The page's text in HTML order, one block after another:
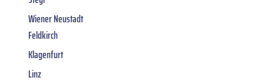
Wiener Neustadt
Feldkirch
Klagenfurt
Linz